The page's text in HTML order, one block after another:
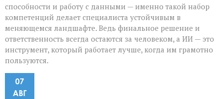
способности и работу с данными — именно такой набор
компетенций делает специалиста устойчивым в
меняющемся ландшафте. Ведь финальное решение и
ответственность всегда остаются за человеком, а ИИ — это
инструмент, который работает лучше, когда им грамотно
пользуются.
07
АВГ